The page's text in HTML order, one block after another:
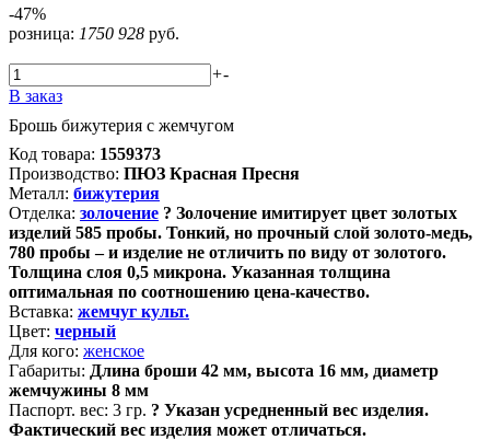
-47%
розница: 1750 928 руб.
+-
В заказ
Брошь бижутерия с жемчугом
Код товара: 1559373
Производство: ПЮЗ Красная Пресня
Металл: бижутерия
Отделка: золочение ? Золочение имитирует цвет золотых
изделий 585 пробы. Тонкий, но прочный слой золото-медь,
780 пробы – и изделие не отличить по виду от золотого.
Толщина слоя 0,5 микрона. Указанная толщина
оптимальная по соотношению цена-качество.
Вставка: жемчуг культ.
Цвет: черный
Для кого: женское
Габариты: Длина броши 42 мм, высота 16 мм, диаметр
жемчужины 8 мм
Паспорт. вес: 3 гр. ? Указан усредненный вес изделия.
Фактический вес изделия может отличаться.